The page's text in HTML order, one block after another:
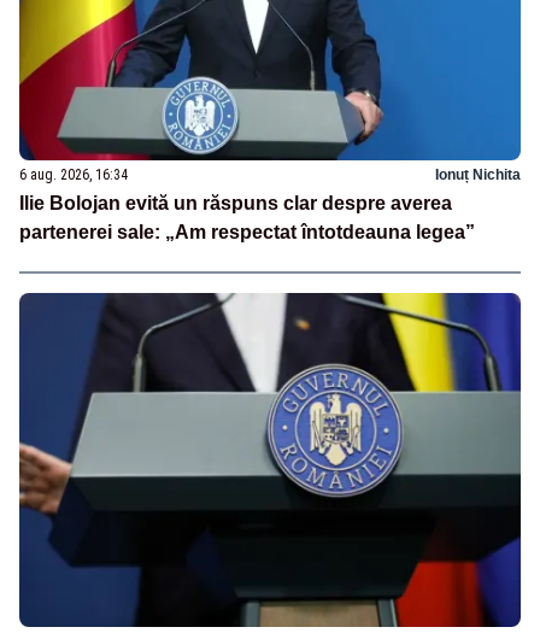
6 aug. 2026, 16:34 Ionuț Nichita
Ilie Bolojan evită un răspuns clar despre averea
partenerei sale: „Am respectat întotdeauna legea”